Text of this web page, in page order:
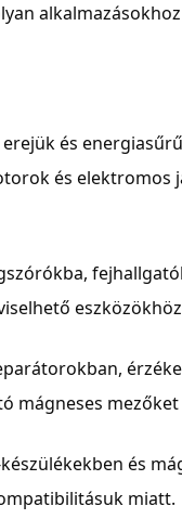
és
és elektromos
mágneses
készülékekben és
miatt.